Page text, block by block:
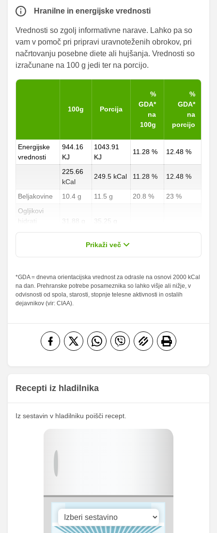
Hranilne in energijske vrednosti
Vrednosti so zgolj informativne narave. Lahko pa so
vam v pomoč pri pripravi uravnoteženih obrokov, pri
načrtovanju posebne diete ali hujšanja. Vrednosti so
izračunane na 100 g jedi ter na porcijo.
100g Porcija
%
GDA*
na
100g
%
GDA*
na
porcijo
Energijske
vrednosti
944.16
KJ
1043.91
KJ
11.28 % 12.48 %
225.66
kCal
249.5 kCal 11.28 % 12.48 %
Beljakovine 10.4 g 11.5 g 20.8 %
23 %
Ogljikovi
hidrati
31.88 g 35.25 g
3.75 g
11.81 % 13.06 %
od teh
nasičene
maščobne
4.75 g
0.9 g
5.25 g 6.79 % 7.5 %
2.04 g 2.25 g 8.16 %
9 %
Folna kislina
13.57 g
15 g
mg
Kalij 186.25 mg
mg
170.94
189 iu
Prikaži več
*GDA = dnevna orientacijska vrednost za odrasle na osnovi 2000 kCal
na dan. Prehranske potrebe posameznika so lahko višje ali nižje, v
odvisnosti od spola, starosti, stopnje telesne aktivnosti in ostalih
dejavnikov (vir: CIAA).
Recepti iz hladilnika
Iz sestavin v hladilniku poišči recept.